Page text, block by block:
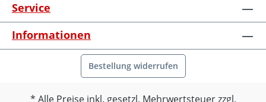
Service
Informationen
Bestellung widerrufen
Alle Preise inkl. gesetzl. Mehrwertsteuer zzgl.